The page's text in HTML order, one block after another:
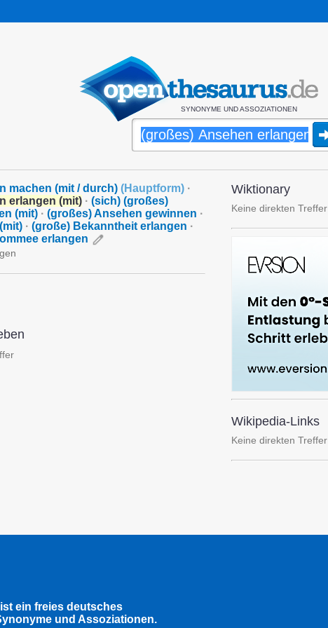
SYNONYME UND ASSOZIATIONEN
machen (mit / durch) (Hauptform) ·
erlangen (mit) · (sich) (großes)
(mit) · (großes) Ansehen gewinnen ·
· (große) Bekanntheit erlangen ·
erlangen
Wiktionary
Keine direkten Treffer
Wikipedia-Links
Keine direkten Treffer
ein freies deutsches
und Assoziationen.